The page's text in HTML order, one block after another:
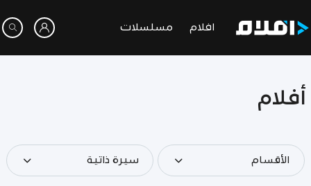
افلام مسلسلات
أفلام
الأقسام سيرة ذاتية